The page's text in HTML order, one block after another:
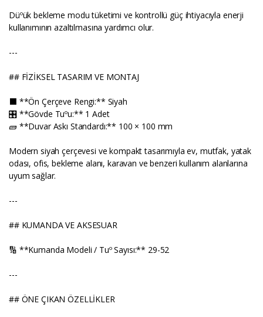
Düºük bekleme modu tüketimi ve kontrollü güç ihtiyacıyla enerji
kullanımının azaltılmasına yardımcı olur.
---
## FİZİKSEL TASARIM VE MONTAJ
⬛ **Ön Çerçeve Rengi:** Siyah
🎛️ **Gövde Tuºu:** 1 Adet
🧱 **Duvar Askı Standardı:** 100 × 100 mm
Modern siyah çerçevesi ve kompakt tasarımıyla ev, mutfak, yatak
odası, ofis, bekleme alanı, karavan ve benzeri kullanım alanlarına
uyum sağlar.
---
## KUMANDA VE AKSESUAR
🔢 **Kumanda Modeli / Tuº Sayısı:** 29-52
---
## ÖNE ÇIKAN ÖZELLİKLER